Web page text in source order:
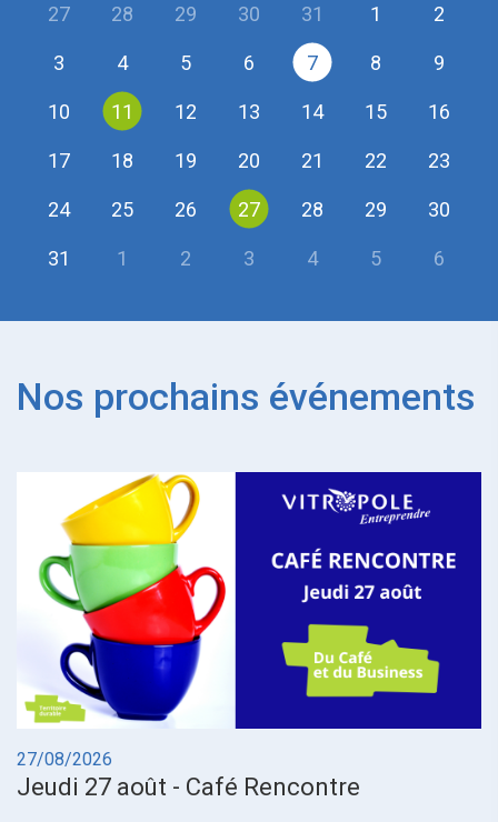
27 28 29 30 31 1 2
3 4 5 6 7 8 9
10 11 12 13 14 15 16
17 18 19 20 21 22 23
24 25 26 27 28 29 30
31 1 2 3 4 5 6
Nos prochains événements
27/08/2026
Jeudi 27 août - Café Rencontre